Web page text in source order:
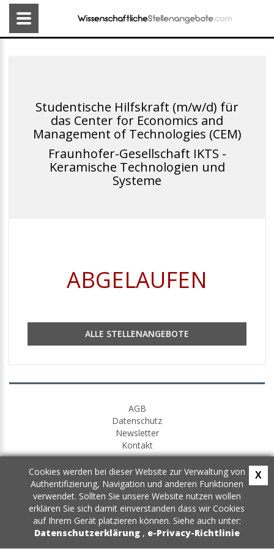
Studentische Hilfskraft (m/w/d) für
das Center for Economics and
Management of Technologies (CEM)
Fraunhofer-Gesellschaft IKTS -
Keramische Technologien und
Systeme
ABGELAUFEN
ALLE STELLENANGEBOTE
AGB
Datenschutz
Newsletter
Kontakt
Cookies werden bei dieser Website zur Verwaltung von
Authentifizierung, Navigation und anderen Funktionen
verwendet. Sollten Sie unsere Website nutzen wollen
erklären Sie sich damit einverstanden dass wir Cookies
auf Ihrem Gerät platzieren können. Siehe auch unter:
Datenschutzerklärung , e-Privacy-Richtlinie
X